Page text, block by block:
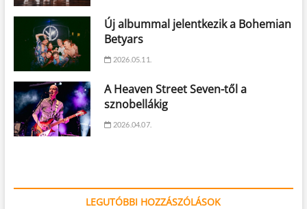
Új albummal jelentkezik a Bohemian
Betyars
2026.05.11.
A Heaven Street Seven-től a
sznobellákig
2026.04.07.
LEGUTÓBBI HOZZÁSZÓLÁSOK